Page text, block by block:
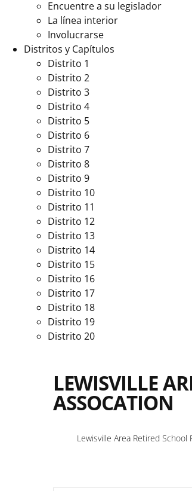
Encuentre a su legislador
La línea interior
Involucrarse
Distritos y Capítulos
Distrito 1
Distrito 2
Distrito 3
Distrito 4
Distrito 5
Distrito 6
Distrito 7
Distrito 8
Distrito 9
Distrito 10
Distrito 11
Distrito 12
Distrito 13
Distrito 14
Distrito 15
Distrito 16
Distrito 17
Distrito 18
Distrito 19
Distrito 20
LEWISVILLE
ASSOCATION
Lewisville Area Retired School